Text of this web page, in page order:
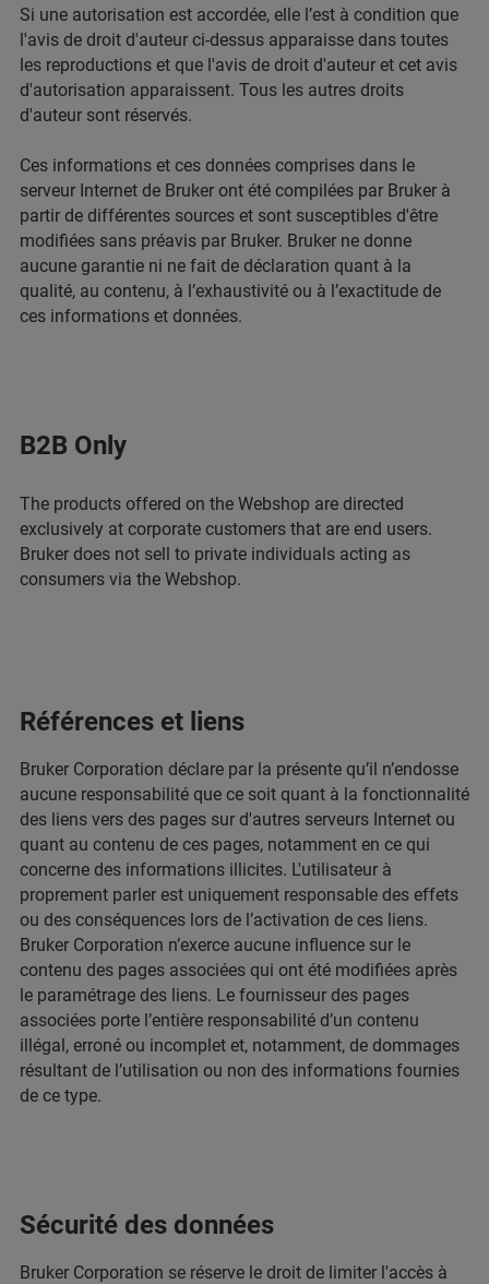
Si une autorisation est accordée, elle l’est à condition que
l'avis de droit d'auteur ci-dessus apparaisse dans toutes
les reproductions et que l'avis de droit d'auteur et cet avis
d'autorisation apparaissent. Tous les autres droits
d'auteur sont réservés.
Ces informations et ces données comprises dans le
serveur Internet de Bruker ont été compilées par Bruker à
partir de différentes sources et sont susceptibles d'être
modifiées sans préavis par Bruker. Bruker ne donne
aucune garantie ni ne fait de déclaration quant à la
qualité, au contenu, à l’exhaustivité ou à l’exactitude de
ces informations et données.
B2B Only
The products offered on the Webshop are directed
exclusively at corporate customers that are end users.
Bruker does not sell to private individuals acting as
consumers via the Webshop.
Références et liens
Bruker Corporation déclare par la présente qu’il n’endosse
aucune responsabilité que ce soit quant à la fonctionnalité
des liens vers des pages sur d'autres serveurs Internet ou
quant au contenu de ces pages, notamment en ce qui
concerne des informations illicites. L'utilisateur à
proprement parler est uniquement responsable des effets
ou des conséquences lors de l’activation de ces liens.
Bruker Corporation n’exerce aucune influence sur le
contenu des pages associées qui ont été modifiées après
le paramétrage des liens. Le fournisseur des pages
associées porte l’entière responsabilité d’un contenu
illégal, erroné ou incomplet et, notamment, de dommages
résultant de l’utilisation ou non des informations fournies
de ce type.
Sécurité des données
Bruker Corporation se réserve le droit de limiter l'accès à